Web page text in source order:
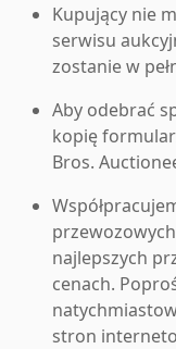
Kupujący nie
serwisu
zostanie w
Aby odebrać
kopię
Bros.
najlepszych
cenach.
stron